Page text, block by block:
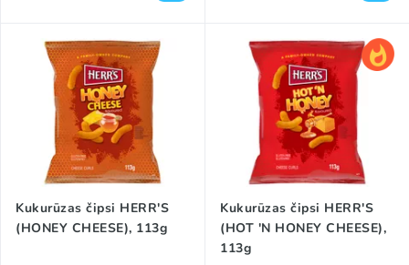
Kukurūzas čipsi HERR'S
(HONEY CHEESE), 113g
Kukurūzas čipsi HERR'S
(HOT 'N HONEY CHEESE),
113g